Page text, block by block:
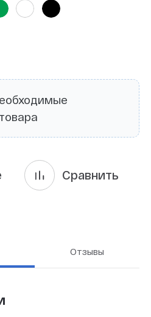
Сравнить
Отзывы